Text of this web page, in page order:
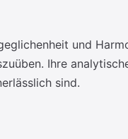
und
Ihre
sind.